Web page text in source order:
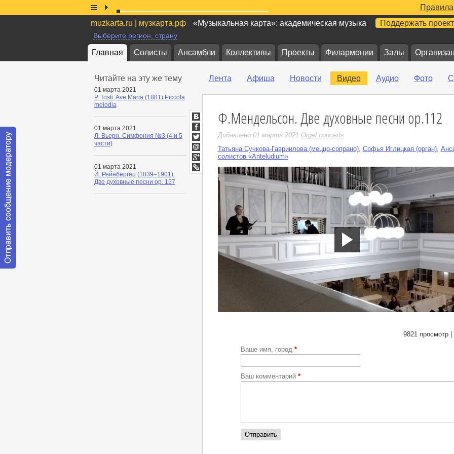
Правила
muzkarta.ru | музкарта.рф
«Музыкальная карта»: академическая музыка Поддержать проект
Выберите регион, страну
Главная Солисты Ансамбли Коллективы Проекты Филармонии Залы
Читайте на эту же тему
01 марта 2021
P. Tosti. Ave Maria (1881) Piccola
melodia
01 марта 2021
Л. Вьерн. Симфония №3 (4 и 5
части)
01 марта 2021
Й. Рейнбергер (1839–1901).
Две духовные песни op. 157
Лента Афиша Новости Видео Аудио Фото
Ф.Мендельсон. Две духовные песни ор.112
Добавлено 01 марта 2021 Orgel concerts
Татьяна Сучкова-Гавриилова (меццо-сопрано), Софья Иглицкая (орган),
солистов «Anteludium»
ВКонтакте
Facebook
Twitter
Мой
Мир
Google+
LiveJournal
9821 просмотр |
Ваше имя, город *
Ваш комментарий *